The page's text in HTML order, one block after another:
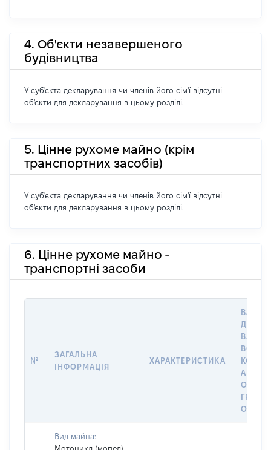
4. Об'єкти незавершеного
будівництва
У суб'єкта декларування чи членів його сім'ї відсутні
об'єкти для декларування в цьому розділі.
5. Цінне рухоме майно (крім
транспортних засобів)
У суб'єкта декларування чи членів його сім'ї відсутні
об'єкти для декларування в цьому розділі.
6. Цінне рухоме майно -
транспортні засоби
№
ЗАГАЛЬНА
ІНФОРМАЦІЯ
ХАРАКТЕРИСТИКА
ДАТУ
АБО
Вид майна:
Мотоцикл (мопед)